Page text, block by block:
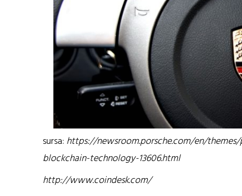
sursa: https://newsroom.porsche.com/en/
blockchain-technology-13606.html
http://www.coindesk.com/